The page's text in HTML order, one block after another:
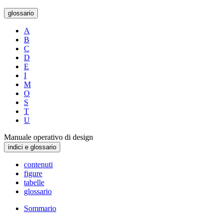
glossario
A
B
C
D
E
I
M
O
S
T
U
Manuale operativo di design
indici e glossario
contenuti
figure
tabelle
glossario
Sommario